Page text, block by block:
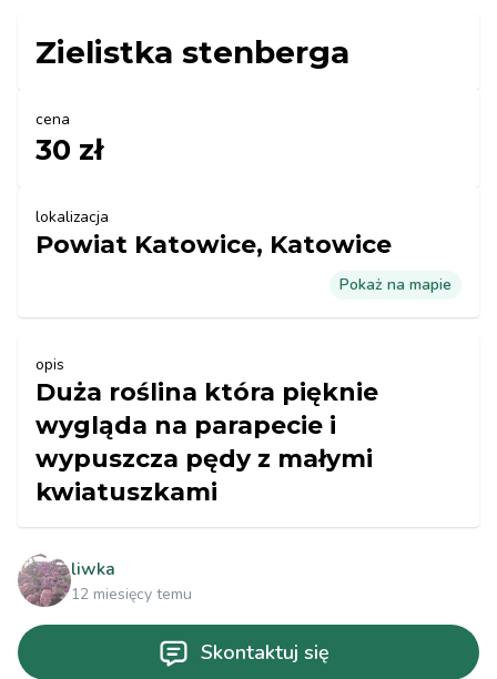
Zielistka stenberga
cena
30 zł
lokalizacja
Powiat Katowice, Katowice
Pokaż na mapie
opis
Duża roślina która pięknie
wygląda na parapecie i
wypuszcza pędy z małymi
kwiatuszkami
liwka
12 miesięcy temu
Skontaktuj się